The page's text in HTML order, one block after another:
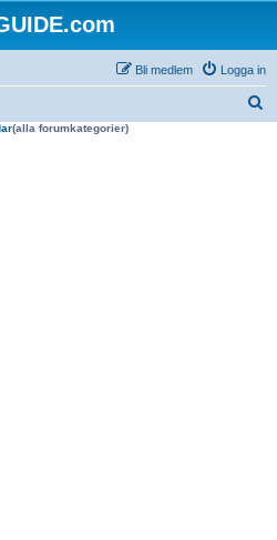
Logga in
Bli medlem
(alla forumkategorier)